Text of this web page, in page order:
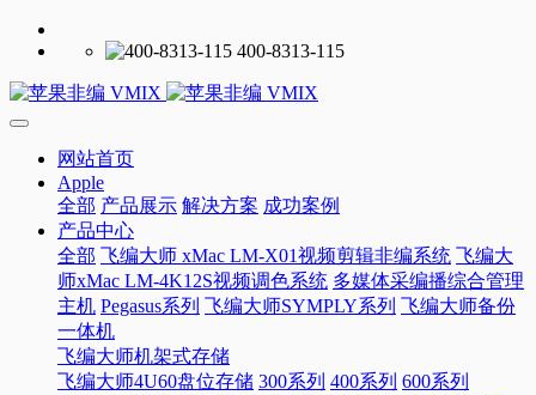
400-8313-115
网站首页
Apple
全部 产品展示 解决方案 成功案例
产品中心
全部 飞编大师 xMac LM-X01视频剪辑非编系统 飞编大
师xMac LM-4K12S视频调色系统 多媒体采编播综合管理
主机 Pegasus系列 飞编大师SYMPLY系列 飞编大师备份
一体机
飞编大师机架式存储
飞编大师4U60盘位存储 300系列 400系列 600系列